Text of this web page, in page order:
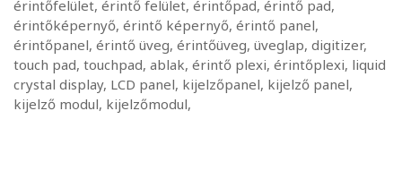
érintőfelület, érintő felület, érintőpad, érintő pad,
érintőképernyő, érintő képernyő, érintő panel,
érintőpanel, érintő üveg, érintőüveg, üveglap, digitizer,
touch pad, touchpad, ablak, érintő plexi, érintőplexi, liquid
crystal display, LCD panel, kijelzőpanel, kijelző panel,
kijelző modul, kijelzőmodul,